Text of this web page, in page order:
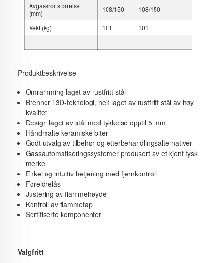
Avgassrør størrelse
(mm)
108/150 108/150
Vekt (kg) 101 101
Produktbeskrivelse
Omramming laget av rustfritt stål
Brenner i 3D-teknologi, helt laget av rustfritt stål av høy
kvalitet
Design laget av stål med tykkelse opptil 5 mm
Håndmalte keramiske biter
Godt utvalg av tilbehør og etterbehandlingsalternativer
Gassautomatiseringssystemer produsert av et kjent tysk
merke
Enkel og intuitiv betjening med fjernkontroll
Foreldrelås
Justering av flammehøyde
Kontroll av flammetap
Sertifiserte komponenter
Valgfritt